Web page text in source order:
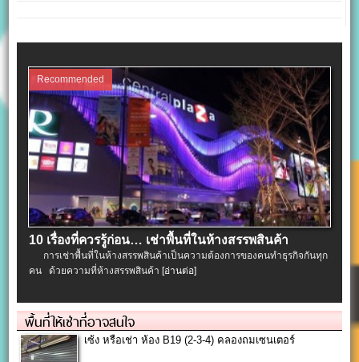
Recommended
10 เรื่องที่ควรรู้ก่อน… เช่าพื้นที่ในห้างสรรพสินค้า
การเช่าพื้นที่ในห้างสรรพสินค้าเป็นความต้องการของคนทำธุรกิจกันทุก
คน ด้วยความที่ห้างสรรพสินค้า [อ่านต่อ]
พื้นที่ให้เช่าที่อาจสนใจ
เซ้ง หรือเช่า ห้อง B19 (2-3-4) คลองถมเซนเตอร์